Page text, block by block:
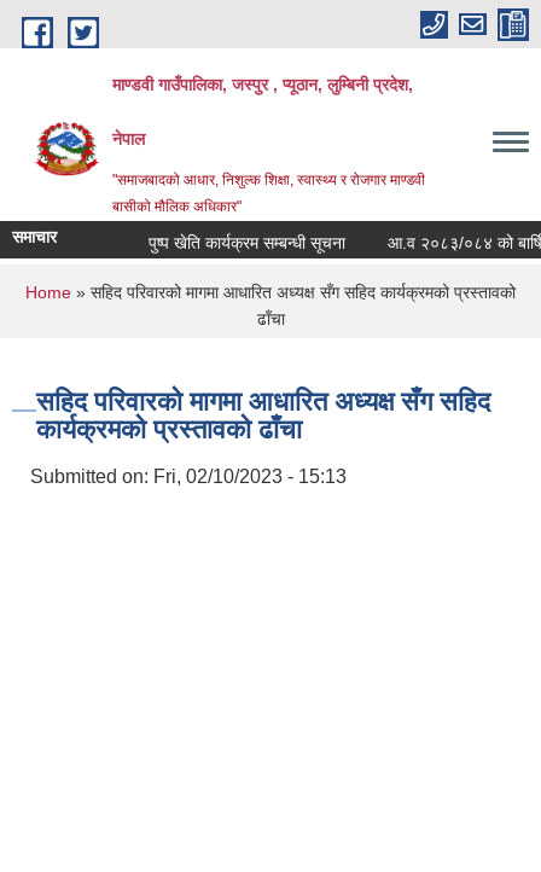
Skip to main content
माण्डवी गाउँपालिका, जस्पुर , प्यूठान, लुम्बिनी प्रदेश,
नेपाल
"समाजबादको आधार, निशुल्क शिक्षा, स्वास्थ्य र रोजगार माण्डवी
बासीको मौलिक अधिकार"
समाचार पुष्प खेति कार्यक्रम सम्बन्धी सूचना आ.व २०८३/०८४ को बार्षिक
You are here
Home » सहिद परिवारको मागमा आधारित अध्यक्ष सँग सहिद कार्यक्रमको प्रस्तावको
ढाँचा
सहिद परिवारको मागमा आधारित अध्यक्ष सँग सहिद
कार्यक्रमको प्रस्तावको ढाँचा
Submitted on: Fri, 02/10/2023 - 15:13